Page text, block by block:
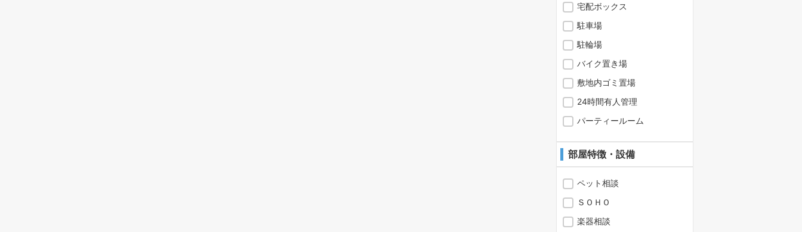
宅配ボックス
駐車場
駐輪場
バイク置き場
敷地内ゴミ置場
24時間有人管理
パーティールーム
部屋特徴・設備
ペット相談
ＳＯＨＯ
楽器相談